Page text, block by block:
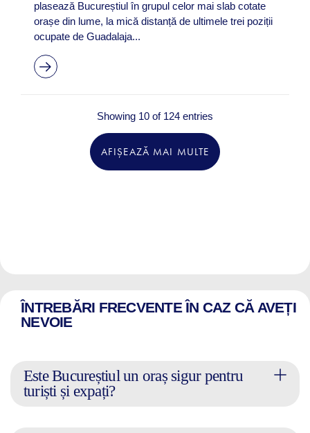
plasează Bucureștiul în grupul celor mai slab cotate
orașe din lume, la mică distanță de ultimele trei poziții
ocupate de Guadalaja...
Showing 10 of 124 entries
AFIȘEAZĂ MAI MULTE
ÎNTREBĂRI FRECVENTE ÎN CAZ CĂ AVEȚI
NEVOIE
Este Bucureștiul un oraș sigur pentru
turiști și expați?